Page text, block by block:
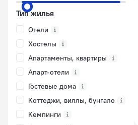
Тип жилья
Отели
Хостелы
Апартаменты, квартиры
Апарт-отели
Гостевые дома
Коттеджи, виллы, бунгало
Кемпинги